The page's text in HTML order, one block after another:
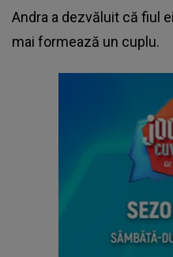
Andra a dezvăluit că fiul
mai formează un cuplu.